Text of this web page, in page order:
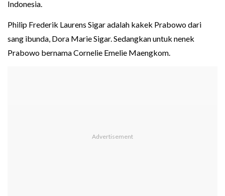
Indonesia.
Philip Frederik Laurens Sigar adalah kakek Prabowo dari
sang ibunda, Dora Marie Sigar. Sedangkan untuk nenek
Prabowo bernama Cornelie Emelie Maengkom.